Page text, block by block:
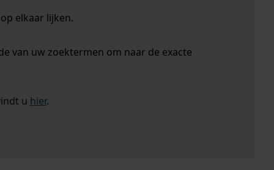
elkaar lijken.
van uw zoektermen om naar de exacte
u hier.